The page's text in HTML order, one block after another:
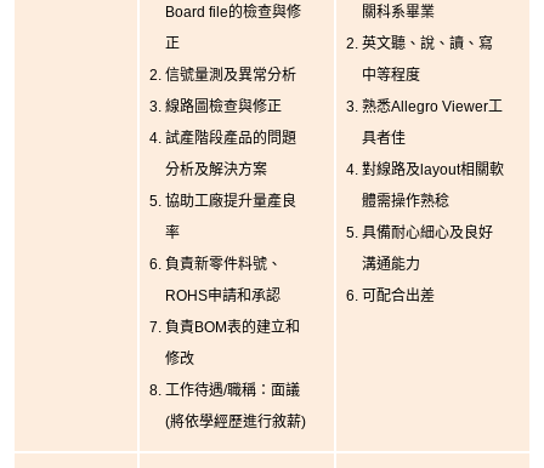
Board file的檢查與修
正
信號量測及異常分析
線路圖檢查與修正
試產階段產品的問題
分析及解決方案
協助工廠提升量產良
率
負責新零件料號、
ROHS申請和承認
負責BOM表的建立和
修改
工作待遇/職稱：面議
(將依學經歷進行敘薪)
關科系畢業
英文聽、說、讀、寫
中等程度
熟悉Allegro Viewer工
具者佳
對線路及layout相關軟
體需操作熟稔
具備耐心細心及良好
溝通能力
可配合出差